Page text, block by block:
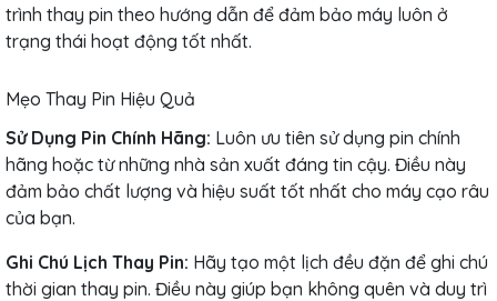
trình thay pin theo hướng dẫn để đảm bảo máy luôn ở
trạng thái hoạt động tốt nhất.
Mẹo Thay Pin Hiệu Quả
Sử Dụng Pin Chính Hãng: Luôn ưu tiên sử dụng pin chính
hãng hoặc từ những nhà sản xuất đáng tin cậy. Điều này
đảm bảo chất lượng và hiệu suất tốt nhất cho máy cạo râu
của bạn.
Ghi Chú Lịch Thay Pin: Hãy tạo một lịch đều đặn để ghi chú
thời gian thay pin. Điều này giúp bạn không quên và duy trì